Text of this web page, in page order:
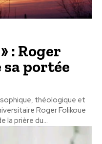
: Roger
portée
théologique et
Roger Folikoue
la prière du...